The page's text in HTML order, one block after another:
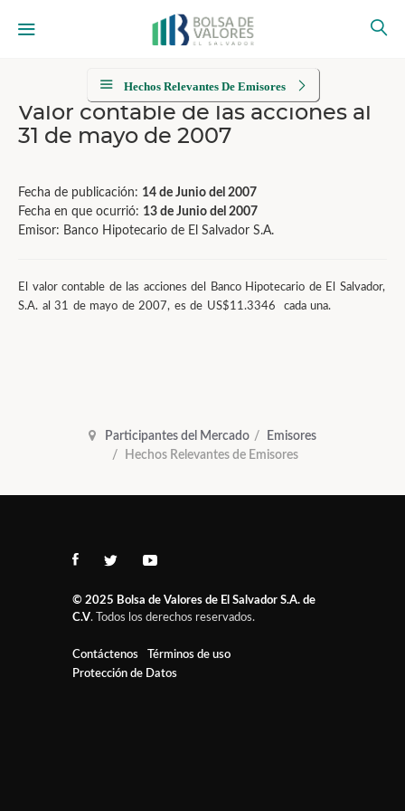
Hechos Relevantes De Emisores
Valor contable de las acciones al
31 de mayo de 2007
Fecha de publicación: 14 de Junio del 2007
Fecha en que ocurrió: 13 de Junio del 2007
Emisor: Banco Hipotecario de El Salvador S.A.
El valor contable de las acciones del Banco Hipotecario de El Salvador,
S.A. al 31 de mayo de 2007, es de US$11.3346 cada una.
Participantes del Mercado
Emisores
Hechos Relevantes de Emisores
© 2025 Bolsa de Valores de El Salvador S.A. de
C.V. Todos los derechos reservados.
Contáctenos
Términos de uso
Protección de Datos